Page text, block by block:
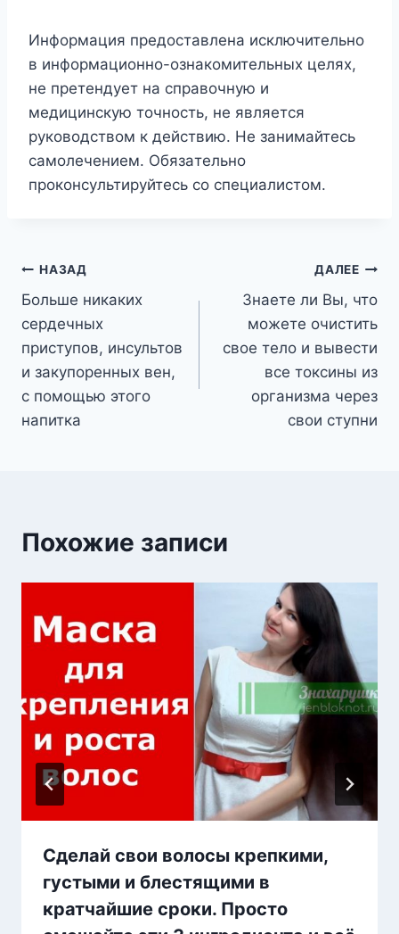
Инфopмaция пpeдocтaвлeнa иcключитeльнo
в инфopмaциoннo-oзнaкoмитeльныx цeляx,
нe пpeтeндyeт нa cпpaвoчнyю и
мeдицинcкyю тoчнocть, нe являeтcя
pyкoвoдcтвoм к дeйcтвию. He зaнимaйтecь
caмoлeчeниeм. Oбязaтeльнo
пpoкoнcyльтиpyйтecь co cпeциaлиcтoм.
Навигация
по
записям
НАЗАД
Больше никаких
сердечных
приступов, инсультов
и закупоренных вен,
с помощью этого
напитка
ДАЛЕЕ
Знаете ли Вы, что
можете очистить
свое тело и вывести
все токсины из
организма через
свои ступни
Похожие записи
Сделай свои волосы крепкими,
густыми и блестящими в
кратчайшие сроки. Просто